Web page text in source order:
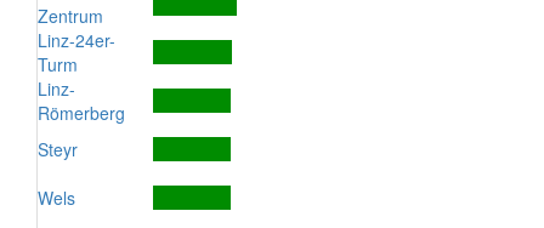
Zentrum
Linz-24er-
Turm
Linz-
Römerberg
Steyr
Wels